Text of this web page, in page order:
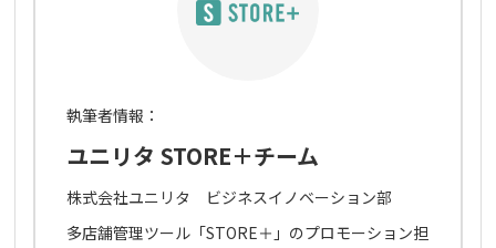
執筆者情報：
ユニリタ STORE＋チーム
株式会社ユニリタ ビジネスイノベーション部
多店舗管理ツール「STORE＋」のプロモーション担